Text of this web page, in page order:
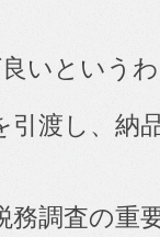
いという
引渡し、納
務調査の重